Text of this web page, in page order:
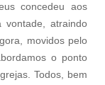
concedeu aos
vontade, atraindo
movidos pelo
o ponto
Todos, bem